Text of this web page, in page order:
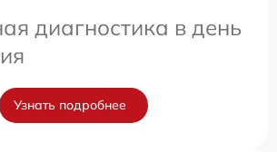
диагностика в день
Узнать подробнее